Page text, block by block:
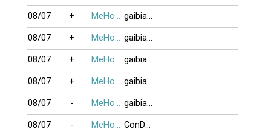
08/07 + MeHonTran gaibiaom
08/07 + MeHonTran gaibiaom
08/07 + MeHonTran gaibiaom
08/07 + MeHonTran gaibiaom
08/07 - MeHonTran gaibiaom
08/07 - MeHonTran ConDayNoiNho